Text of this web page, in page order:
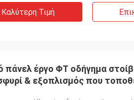
Καλύτερη Τιμή
πάνελ έργο ΦΤ οδήγημα
& εξοπλισμός που